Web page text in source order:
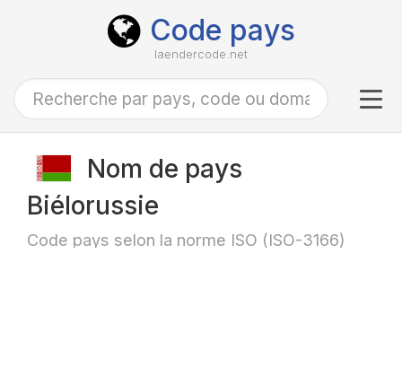
Code pays
laendercode.net
Nom de pays
Biélorussie
Code pays selon la norme ISO (ISO-3166)